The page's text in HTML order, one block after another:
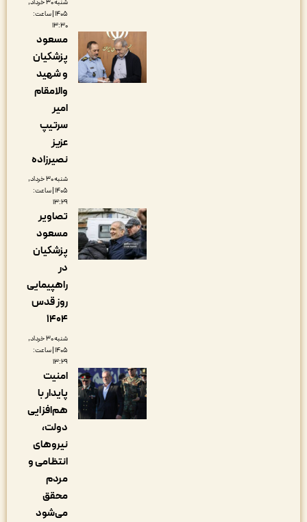
شنبه ۳۰ خرداد,
۱۴۰۵ | ساعت:
مسعود
پزشکیان
و شهید
والامقام
نصیرزاده
شنبه ۳۰ خرداد,
۱۴۰۵ | ساعت:
تصاویر
مسعود
پزشکیان
راهپیمایی
روز قدس
شنبه ۳۰ خرداد,
۱۴۰۵ | ساعت:
امنیت
پایدار با
هم‌افزایی
نیروهای
انتظامی و
می‌شود